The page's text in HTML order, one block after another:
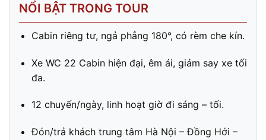
NỔI BẬT TRONG TOUR
Cabin riêng tư, ngả phẳng 180°, có rèm che kín.
Xe WC 22 Cabin hiện đại, êm ái, giảm say xe tối
đa.
12 chuyến/ngày, linh hoạt giờ đi sáng – tối.
Đón/trả khách trung tâm Hà Nội – Đồng Hới –